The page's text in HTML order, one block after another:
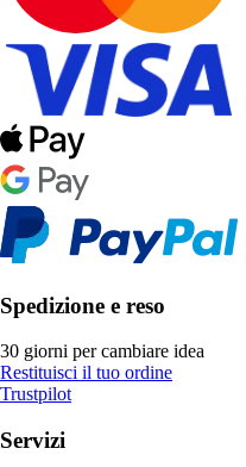
Spedizione e reso
30 giorni per cambiare idea
Restituisci il tuo ordine
Trustpilot
Servizi